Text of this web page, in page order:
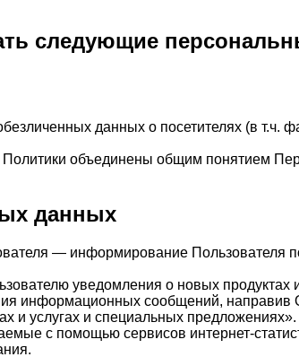
следующие
данных о посетителях (в
объединены общим понятием
данных
— информирование Пользователя
уведомления о новых
информационных сообщений,
и услугах и специальных предложениях».
с помощью сервисов интернет-